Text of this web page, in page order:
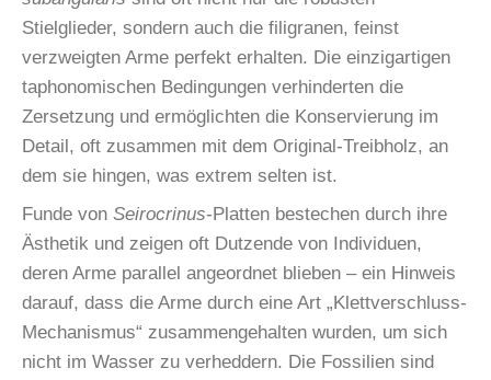
Stielglieder, sondern auch die filigranen, feinst
verzweigten Arme perfekt erhalten. Die einzigartigen
taphonomischen Bedingungen verhinderten die
Zersetzung und ermöglichten die Konservierung im
Detail, oft zusammen mit dem Original-Treibholz, an
dem sie hingen, was extrem selten ist.
Funde von Seirocrinus-Platten bestechen durch ihre
Ästhetik und zeigen oft Dutzende von Individuen,
deren Arme parallel angeordnet blieben – ein Hinweis
darauf, dass die Arme durch eine Art „Klettverschluss-
Mechanismus“ zusammengehalten wurden, um sich
nicht im Wasser zu verheddern. Die Fossilien sind